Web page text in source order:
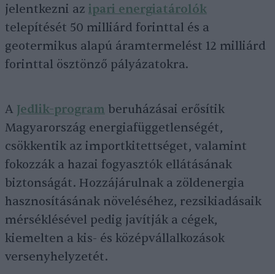
jelentkezni az ipari energiatárolók
telepítését 50 milliárd forinttal és a
geotermikus alapú áramtermelést 12 milliárd
forinttal ösztönző pályázatokra.
A Jedlik-program beruházásai erősítik
Magyarország energiafüggetlenségét,
csökkentik az importkitettséget, valamint
fokozzák a hazai fogyasztók ellátásának
biztonságát. Hozzájárulnak a zöldenergia
hasznosításának növeléséhez, rezsikiadásaik
mérséklésével pedig javítják a cégek,
kiemelten a kis- és középvállalkozások
versenyhelyzetét.